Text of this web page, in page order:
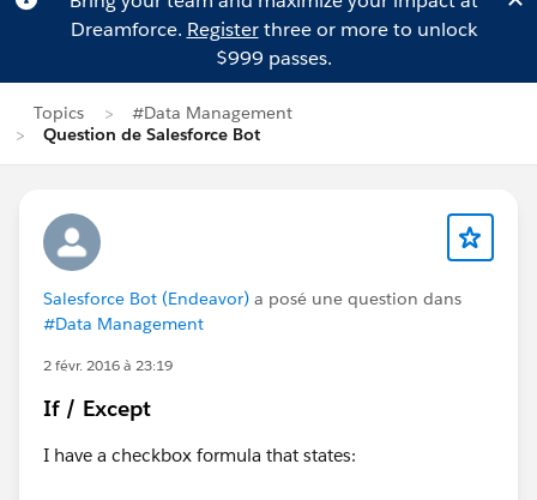
Dreamforce. Registerthree or more to unlock
$999 passes.
Topics
#Data Management
Question de Salesforce Bot
Salesforce Bot (Endeavor) a posé une question dans
#Data Management
2 févr. 2016 à 23:19
If / Except
I have a checkbox formula that states: